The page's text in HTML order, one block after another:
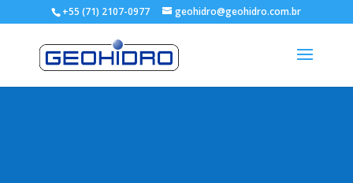
+55 (71) 2107-0977 geohidro@geohidro.com.br